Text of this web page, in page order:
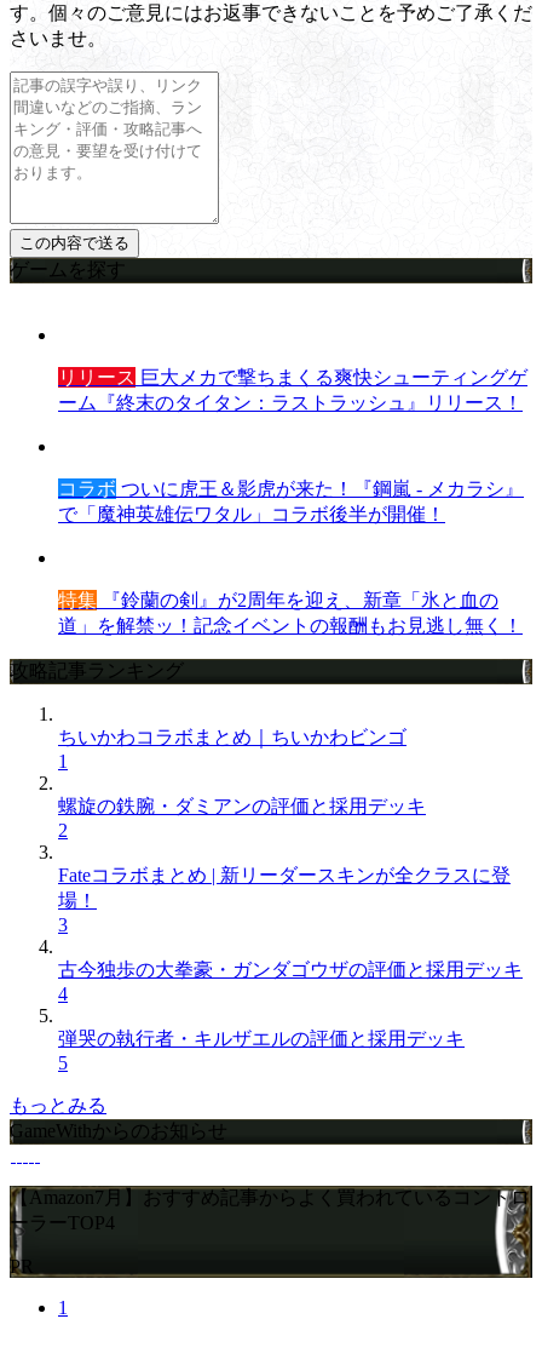
す。個々のご意見にはお返事できないことを予めご了承くだ
さいませ。
ゲームを探す
リリース 巨大メカで撃ちまくる爽快シューティングゲ
ーム『終末のタイタン：ラストラッシュ』リリース！
コラボ ついに虎王＆影虎が来た！『鋼嵐 - メカラシ』
で「魔神英雄伝ワタル」コラボ後半が開催！
特集 『鈴蘭の剣』が2周年を迎え、新章「氷と血の
道」を解禁ッ！記念イベントの報酬もお見逃し無く！
攻略記事ランキング
ちいかわコラボまとめ｜ちいかわビンゴ
1
螺旋の鉄腕・ダミアンの評価と採用デッキ
2
Fateコラボまとめ | 新リーダースキンが全クラスに登
場！
3
古今独歩の大拳豪・ガンダゴウザの評価と採用デッキ
4
弾哭の執行者・キルザエルの評価と採用デッキ
5
もっとみる
GameWithからのお知らせ
【Amazon7月】おすすめ記事からよく買われているコントロ
ーラーTOP4
PR
1